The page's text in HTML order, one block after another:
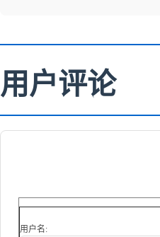
用户评论
用户名: